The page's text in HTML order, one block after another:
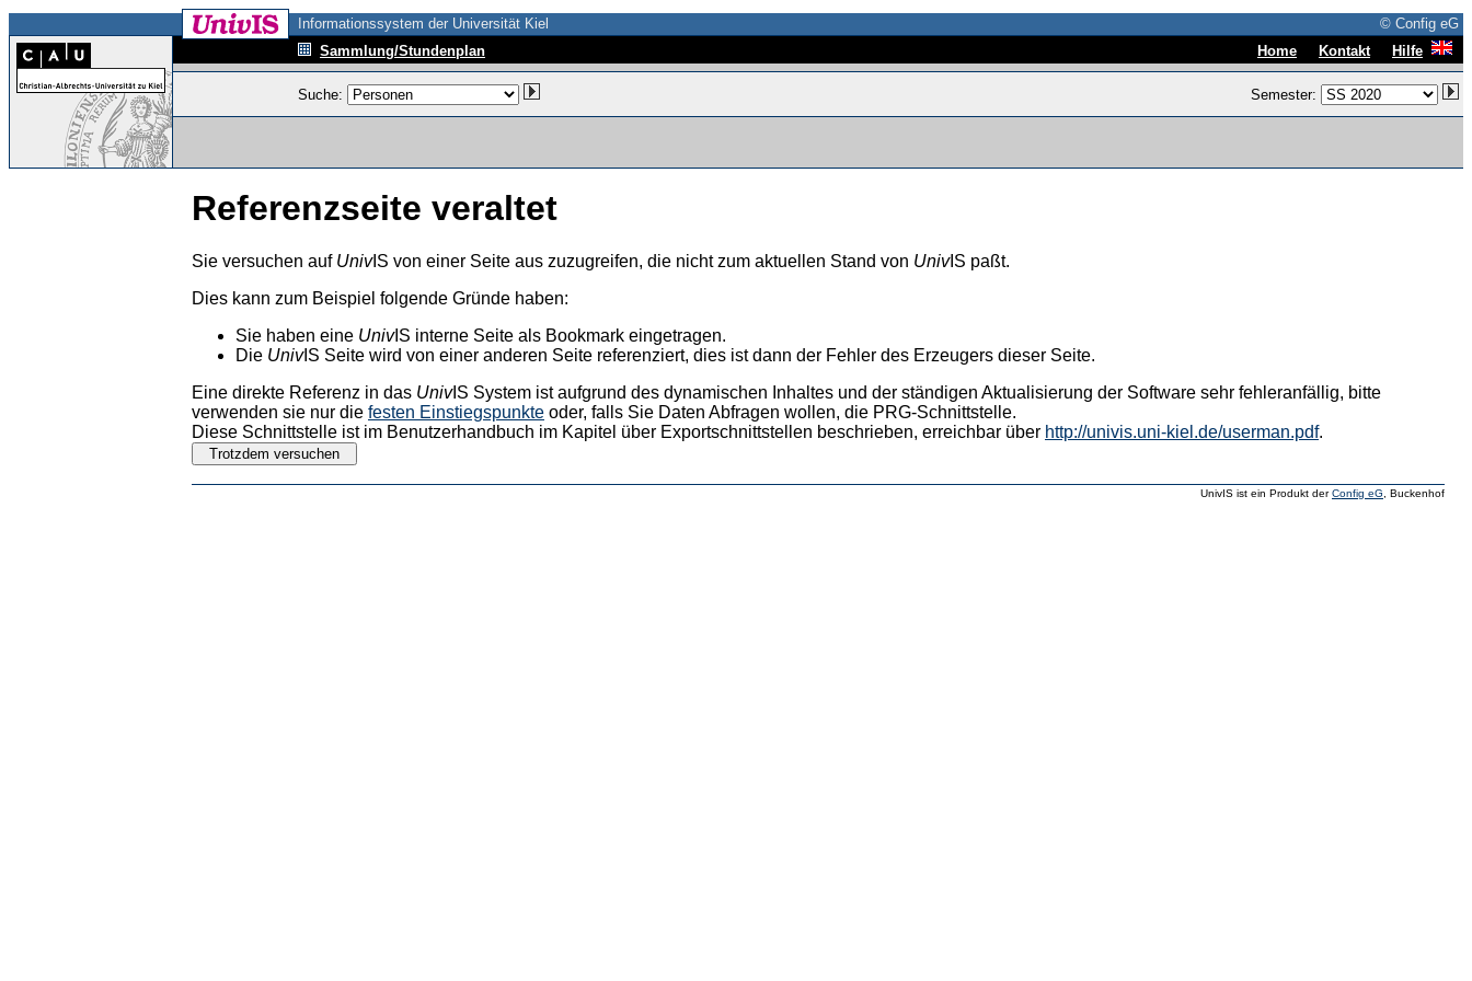
Informationssystem der Universität Kiel
© Config eG
Sammlung/Stundenplan
Home Kontakt Hilfe
Suche: Semester:
Referenzseite veraltet
Sie versuchen auf UnivIS von einer Seite aus zuzugreifen, die nicht zum aktuellen Stand von UnivIS paßt.
Dies kann zum Beispiel folgende Gründe haben:
Sie haben eine UnivIS interne Seite als Bookmark eingetragen.
Die UnivIS Seite wird von einer anderen Seite referenziert, dies ist dann der Fehler des Erzeugers dieser Seite.
Eine direkte Referenz in das UnivIS System ist aufgrund des dynamischen Inhaltes und der ständigen Aktualisierung der Software sehr fehleranfällig, bitte
verwenden sie nur die festen Einstiegspunkte oder, falls Sie Daten Abfragen wollen, die PRG-Schnittstelle.
Diese Schnittstelle ist im Benutzerhandbuch im Kapitel über Exportschnittstellen beschrieben, erreichbar über http://univis.uni-kiel.de/userman.pdf.
UnivIS ist ein Produkt derConfig eG , Buckenhof